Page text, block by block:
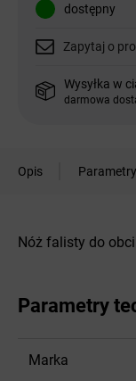
dostępny
Zapytaj o
Wysyłka w
darmowa
Opis
Nóż falisty do
Parametry
Marka